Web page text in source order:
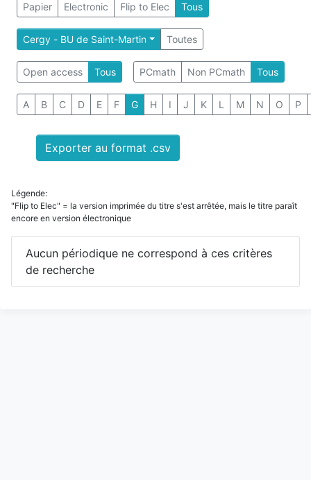
Papier Electronic Flip to Elec Tous
Cergy - BU de Saint-Martin Toutes
Open access Tous PCmath Non PCmath Tous
A B C D E F G H I J K L M N O P
Exporter au format .csv
Légende:
"Flip to Elec" = la version imprimée du titre s'est arrêtée, mais le titre paraît
encore en version électronique
Aucun périodique ne correspond à ces critères
de recherche